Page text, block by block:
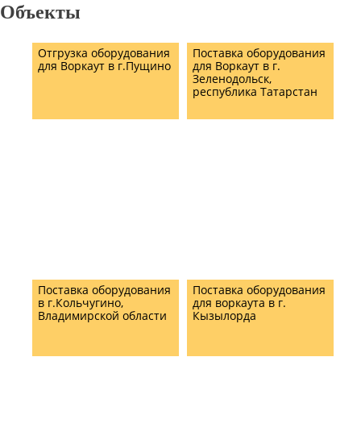
Объекты
Отгрузка оборудования
для Воркаут в г.Пущино
Поставка оборудования
для Воркаут в г.
Зеленодольск,
республика Татарстан
Поставка оборудования
в г.Кольчугино,
Владимирской области
Поставка оборудования
для воркаута в г.
Кызылорда